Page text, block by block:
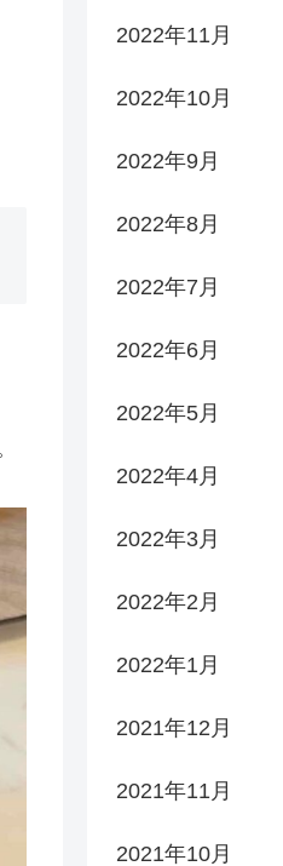
2022年11月
2022年10月
2022年9月
2022年8月
2022年7月
2022年6月
2022年5月
2022年4月
2022年3月
2022年2月
2022年1月
2021年12月
2021年11月
2021年10月